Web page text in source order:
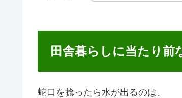
田舎暮らしに当たり前
蛇口を捻ったら水が出るのは、